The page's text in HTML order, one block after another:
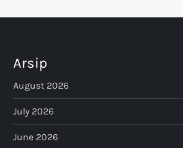
Arsip
August 2026
July 2026
June 2026